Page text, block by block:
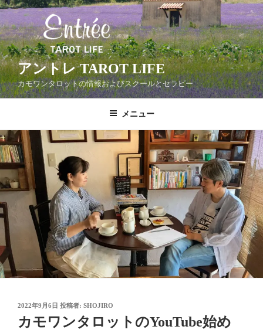
コ
ン
テ
ン
ツ
へ
ス
プ
アントレ TAROT LIFE
カモワンタロットの情報およびスクールとセラピー
メニュー
投
日:
2022年9月6日 投稿者: SHOJIRO
カモワンタロットのYouTube始め